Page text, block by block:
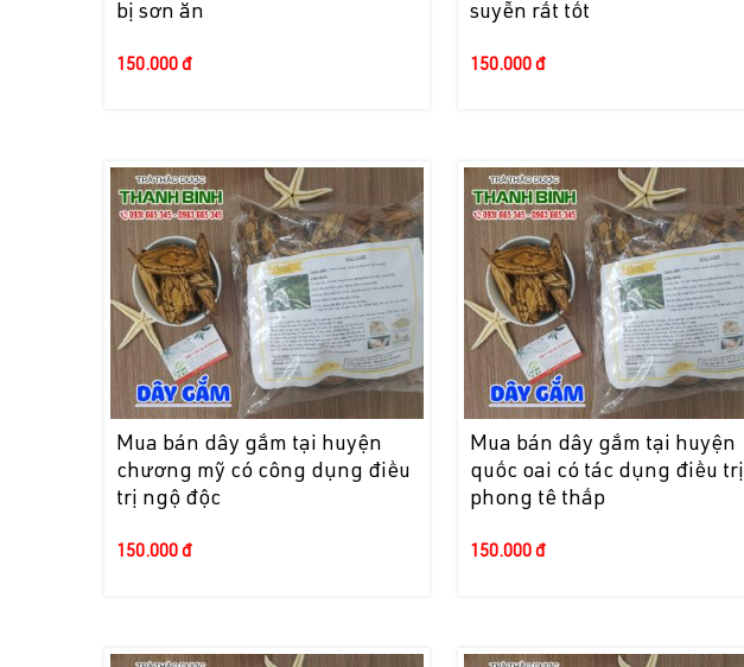
bị sơn ăn
150.000 đ
suyễn rất tốt
150.000 đ
Mua bán dây gắm tại huyện
chương mỹ có công dụng điều
trị ngộ độc
150.000 đ
Mua bán dây gắm tại huyện
quốc oai có tác dụng điều trị
phong tê thấp
150.000 đ